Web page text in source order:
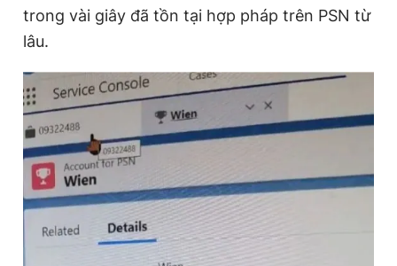
trong vài giây đã tồn tại hợp pháp trên PSN từ
lâu.